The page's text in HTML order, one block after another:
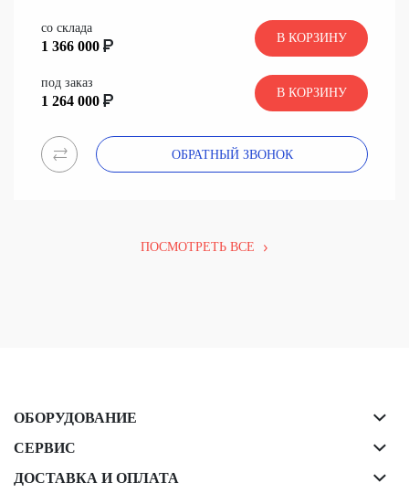
со склада
1 366 000
В КОРЗИНУ
под заказ
1 264 000
В КОРЗИНУ
ОБРАТНЫЙ ЗВОНОК
ПОСМОТРЕТЬ ВСЕ
ОБОРУДОВАНИЕ
СЕРВИС
ДОСТАВКА И ОПЛАТА